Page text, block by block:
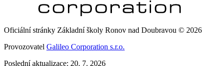
Oficiální stránky Základní školy Ronov nad Doubravou © 2026
Provozovatel Galileo Corporation s.r.o.
Poslední aktualizace: 20. 7. 2026